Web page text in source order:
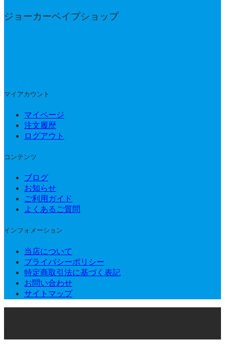
ジョーカーベイプショップ
マイアカウント
マイページ
注文履歴
ログアウト
コンテンツ
ブログ
お知らせ
ご利用ガイド
よくあるご質問
インフォメーション
当店について
プライバシーポリシー
特定商取引法に基づく表記
お問い合わせ
サイトマップ